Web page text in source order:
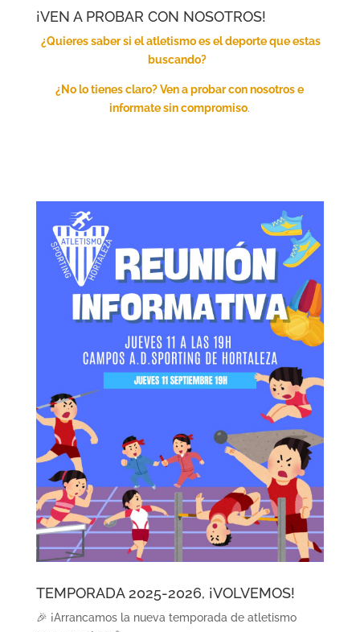
¡VEN A PROBAR CON NOSOTROS!
¿Quieres saber si el atletismo es el deporte que estas
buscando?
¿No lo tienes claro? Ven a probar con nosotros e
informate sincompromiso.
TEMPORADA 2025-2026, ¡VOLVEMOS!
🎉 ¡Arrancamos la nueva temporada de atletismo